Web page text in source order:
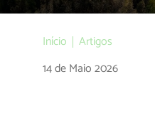
Início
Artigos
14 de Maio 2026